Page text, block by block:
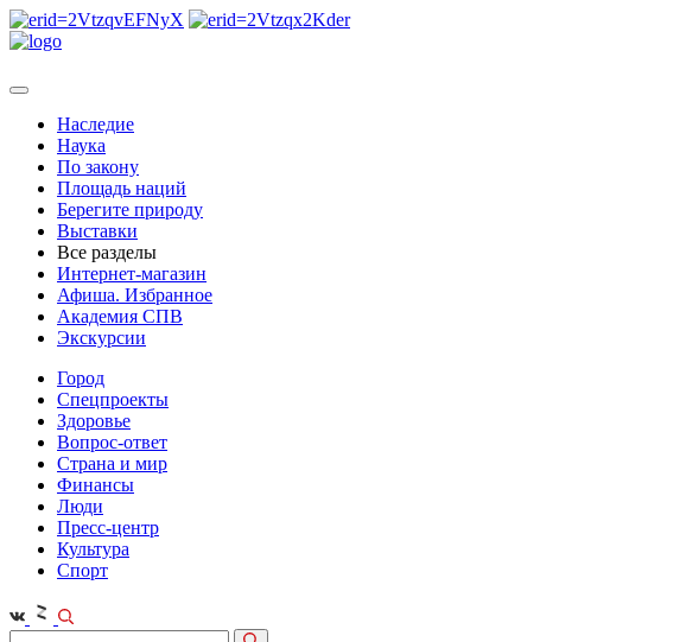
Наследие
Наука
По закону
Площадь наций
Берегите природу
Выставки
Все разделы
Интернет-магазин
Афиша. Избранное
Академия СПВ
Экскурсии
Город
Спецпроекты
Здоровье
Вопрос-ответ
Страна и мир
Финансы
Люди
Пресс-центр
Культура
Спорт